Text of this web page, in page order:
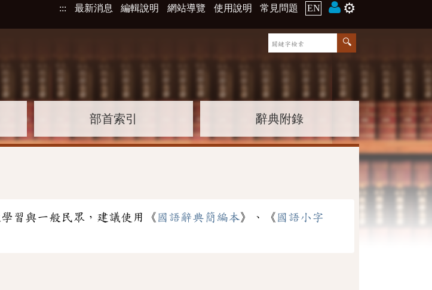
::: 最新消息 編輯說明 網站導覽 使用說明 常見問題 EN ⚙️
部首索引 辭典附錄
學習與一般民眾，建議使用《 國語辭典簡編本》、《 國語小字